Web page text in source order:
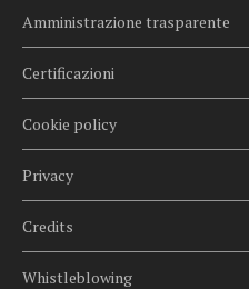
Amministrazione trasparente
Certificazioni
Cookie policy
Privacy
Credits
Whistleblowing